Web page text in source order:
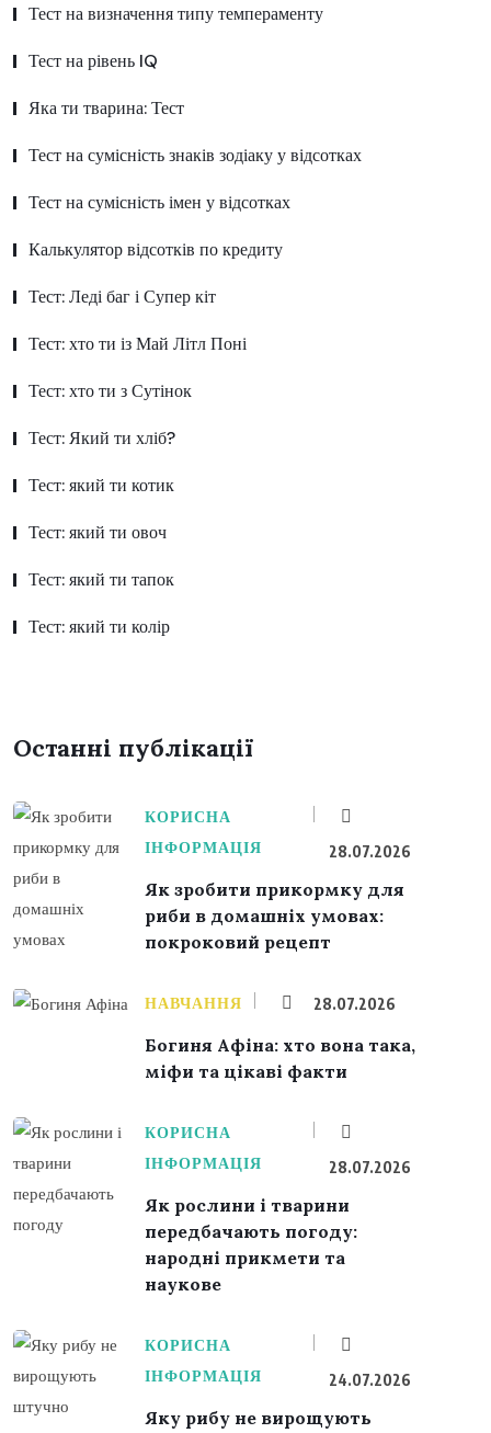
Тест на визначення типу темпераменту
Тест на рівень IQ
Яка ти тварина: Тест
Тест на сумісність знаків зодіаку у відсотках
Тест на сумісність імен у відсотках
Калькулятор відсотків по кредиту
Тест: Леді баг і Супер кіт
Тест: хто ти із Май Літл Поні
Тест: хто ти з Сутінок
Тест: Який ти хліб?
Тест: який ти котик
Тест: який ти овоч
Тест: який ти тапок
Тест: який ти колір
Останні публікації
КОРИСНА
ІНФОРМАЦІЯ
28.07.2026
Як зробити прикормку для
риби в домашніх умовах:
покроковий рецепт
НАВЧАННЯ 28.07.2026
Богиня Афіна: хто вона така,
міфи та цікаві факти
КОРИСНА
ІНФОРМАЦІЯ
28.07.2026
Як рослини і тварини
передбачають погоду:
народні прикмети та
наукове
КОРИСНА
ІНФОРМАЦІЯ
24.07.2026
Яку рибу не вирощують